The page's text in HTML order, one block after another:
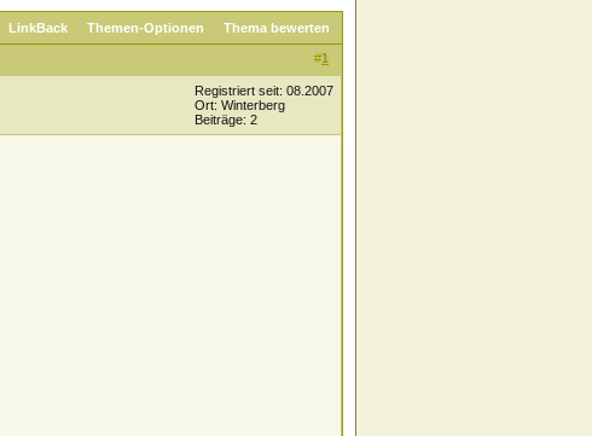
LinkBack Themen-Optionen Thema bewerten
#1
Registriert seit: 08.2007
Ort: Winterberg
Beiträge: 2